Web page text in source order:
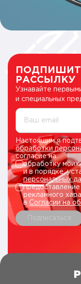
РАССЫЛКУ
Узнавайте
и специальных
Ваш email
Настоящим я
обработки
согласие на:
обработку моих
и в порядке,
персональных
рекламного
в Согласии на
Подписаться